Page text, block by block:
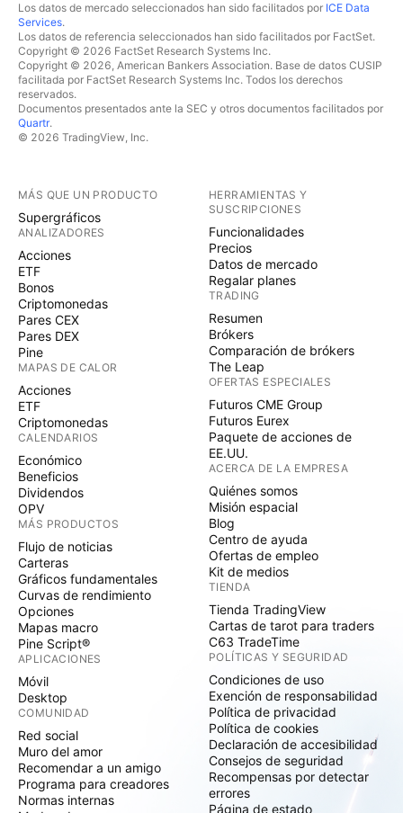
Los datos de mercado seleccionados han sido facilitados por ICE Data
Services.
Los datos de referencia seleccionados han sido facilitados por FactSet.
Copyright © 2026 FactSet Research Systems Inc.
Copyright © 2026, American Bankers Association. Base de datos CUSIP
facilitada por FactSet Research Systems Inc. Todos los derechos
reservados.
Documentos presentados ante la SEC y otros documentos facilitados por
Quartr.
© 2026 TradingView, Inc.
MÁS QUE UN PRODUCTO
Supergráficos
ANALIZADORES
Acciones
ETF
Bonos
Criptomonedas
Pares CEX
Pares DEX
Pine
MAPAS DE CALOR
Acciones
ETF
Criptomonedas
CALENDARIOS
Económico
Beneficios
Dividendos
OPV
MÁS PRODUCTOS
Flujo de noticias
Carteras
Gráficos fundamentales
Curvas de rendimiento
Opciones
Mapas macro
Pine Script®
APLICACIONES
Móvil
Desktop
COMUNIDAD
Red social
Muro del amor
Recomendar a un amigo
Programa para creadores
Normas internas
HERRAMIENTAS Y
SUSCRIPCIONES
Funcionalidades
Precios
Datos de mercado
Regalar planes
TRADING
Resumen
Brókers
Comparación de brókers
The Leap
OFERTAS ESPECIALES
Futuros CME Group
Futuros Eurex
Paquete de acciones de
EE.UU.
ACERCA DE LA EMPRESA
Quiénes somos
Misión espacial
Blog
Centro de ayuda
Ofertas de empleo
Kit de medios
TIENDA
Tienda TradingView
Cartas de tarot para traders
C63 TradeTime
POLÍTICAS Y SEGURIDAD
Condiciones de uso
Exención de responsabilidad
Política de privacidad
Política de cookies
Declaración de accesibilidad
Consejos de seguridad
Recompensas por detectar
errores
Página de estado